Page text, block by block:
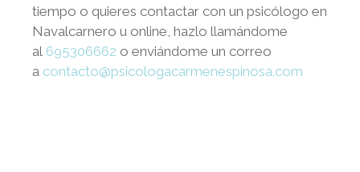
tiempo o quieres contactar con un psicólogo en
Navalcarnero u online, hazlo llamándome
al 695306662 o enviándome un correo
a contacto@psicologacarmenespinosa.com